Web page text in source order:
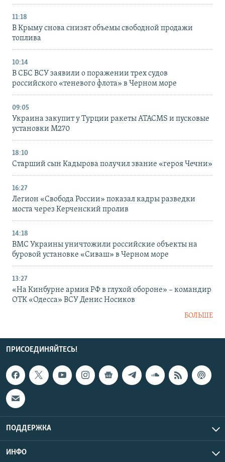
11:18
В Крыму снова снизят объемы свободной продажи
топлива
10:14
В СБС ВСУ заявили о поражении трех судов
российского «теневого флота» в Черном море
09:05
Украина закупит у Турции ракеты ATACMS и пусковые
установки M270
18:10
Старший сын Кадырова получил звание «героя Чечни»
16:27
Легион «Свобода России» показал кадры разведки
моста через Керченский пролив
14:18
ВМС Украины уничтожили российские объекты на
буровой установке «Сиваш» в Черном море
13:27
«На Кинбурне армия РФ в глухой обороне» – командир
ОТК «Одесса» ВСУ Денис Носиков
БОЛЬШЕ
ПРИСОЕДИНЯЙТЕСЬ!
ПОДДЕРЖКА
ИНФО